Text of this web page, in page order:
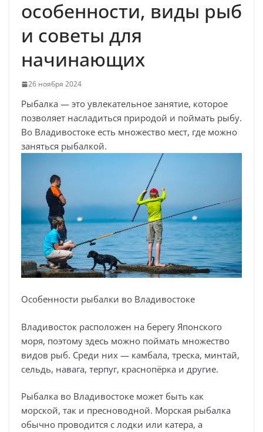
особенности, виды рыб
и советы для
начинающих
26 ноября 2024
Рыбалка — это увлекательное занятие, которое
позволяет насладиться природой и поймать рыбу.
Во Владивостоке есть множество мест, где можно
заняться рыбалкой.
Особенности рыбалки во Владивостоке
Владивосток расположен на берегу Японского
моря, поэтому здесь можно поймать множество
видов рыб. Среди них — камбала, треска, минтай,
сельдь, навага, терпуг, краснопёрка и другие.
Рыбалка во Владивостоке может быть как
морской, так и пресноводной. Морская рыбалка
обычно проводится с лодки или катера, а